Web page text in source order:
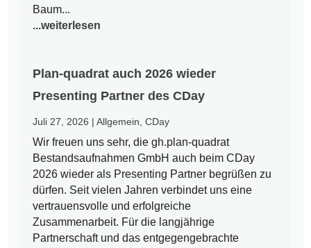
Baum...
...weiterlesen
Plan-quadrat auch 2026 wieder
Presenting Partner des CDay
Juli 27, 2026 |Allgemein ,CDay
Wir freuen uns sehr, die gh.plan-quadrat
Bestandsaufnahmen GmbH auch beim CDay
2026 wieder als Presenting Partner begrüßen zu
dürfen. Seit vielen Jahren verbindet uns eine
vertrauensvolle und erfolgreiche
Zusammenarbeit. Für die langjährige
Partnerschaft und das entgegengebrachte